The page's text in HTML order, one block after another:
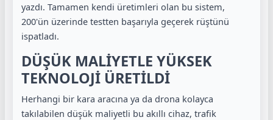
yazdı. Tamamen kendi üretimleri olan bu sistem,
200'ün üzerinde testten başarıyla geçerek rüştünü
ispatladı.
DÜŞÜK MALİYETLE YÜKSEK
TEKNOLOJİ ÜRETİLDİ
Herhangi bir kara aracına ya da drona kolayca
takılabilen düşük maliyetli bu akıllı cihaz, trafik